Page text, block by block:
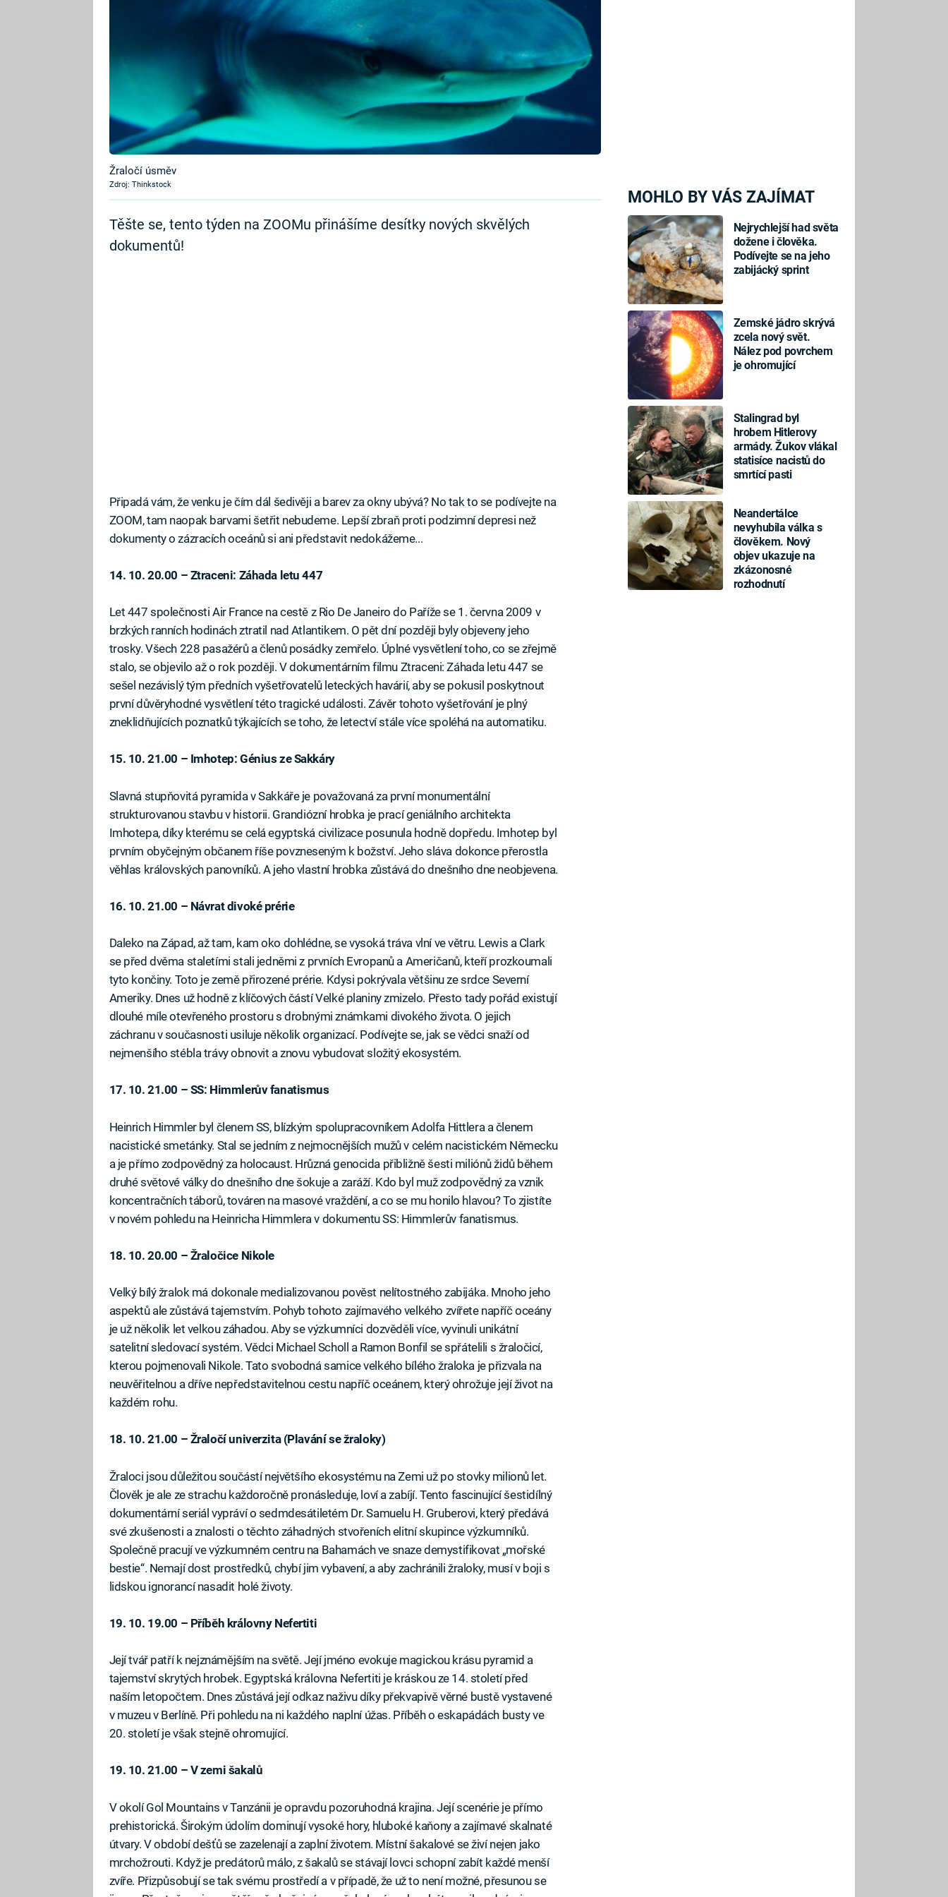
MOHLO BY VÁS ZAJÍMAT
Nejrychlejší had světa
dožene i člověka.
Podívejte se na jeho
zabijácký sprint
Zemské jádro skrývá
zcela nový svět.
Nález pod povrchem
je ohromující
Stalingrad byl
hrobem Hitlerovy
armády. Žukov vlákal
statisíce nacistů do
smrtící pasti
Neandertálce
nevyhubila válka s
člověkem. Nový
objev ukazuje na
zkázonosné
rozhodnutí
Žraločí úsměv
Zdroj: Thinkstock
Těšte se, tento týden na ZOOMu přinášíme desítky nových skvělých
dokumentů!
Připadá vám, že venku je čím dál šedivěji a barev za okny ubývá? No tak to se podívejte na
ZOOM, tam naopak barvami šetřit nebudeme. Lepší zbraň proti podzimní depresi než
dokumenty o zázracích oceánů si ani představit nedokážeme...
14. 10. 20.00 – Ztraceni: Záhada letu 447
Let 447 společnosti Air France na cestě z Rio De Janeiro do Paříže se 1. června 2009 v
brzkých ranních hodinách ztratil nad Atlantikem. O pět dní později byly objeveny jeho
trosky. Všech 228 pasažérů a členů posádky zemřelo. Úplné vysvětlení toho, co se zřejmě
stalo, se objevilo až o rok později. V dokumentárním filmu Ztraceni: Záhada letu 447 se
sešel nezávislý tým předních vyšetřovatelů leteckých havárií, aby se pokusil poskytnout
první důvěryhodné vysvětlení této tragické události. Závěr tohoto vyšetřování je plný
zneklidňujících poznatků týkajících se toho, že letectví stále více spoléhá na automatiku.
15. 10. 21.00 – Imhotep: Génius ze Sakkáry
Slavná stupňovitá pyramida v Sakkáře je považovaná za první monumentální
strukturovanou stavbu v historii. Grandiózní hrobka je prací geniálního architekta
Imhotepa, díky kterému se celá egyptská civilizace posunula hodně dopředu. Imhotep byl
prvním obyčejným občanem říše povzneseným k božství. Jeho sláva dokonce přerostla
věhlas královských panovníků. A jeho vlastní hrobka zůstává do dnešního dne neobjevena.
16. 10. 21.00 – Návrat divoké prérie
Daleko na Západ, až tam, kam oko dohlédne, se vysoká tráva vlní ve větru. Lewis a Clark
se před dvěma staletími stali jedněmi z prvních Evropanů a Američanů, kteří prozkoumali
tyto končiny. Toto je země přirozené prérie. Kdysi pokrývala většinu ze srdce Severní
Ameriky. Dnes už hodně z klíčových částí Velké planiny zmizelo. Přesto tady pořád existují
dlouhé míle otevřeného prostoru s drobnými známkami divokého života. O jejich
záchranu v současnosti usiluje několik organizací. Podívejte se, jak se vědci snaží od
nejmenšího stébla trávy obnovit a znovu vybudovat složitý ekosystém.
17. 10. 21.00 – SS: Himmlerův fanatismus
Heinrich Himmler byl členem SS, blízkým spolupracovníkem Adolfa Hittlera a členem
nacistické smetánky. Stal se jedním z nejmocnějších mužů v celém nacistickém Německu
a je přímo zodpovědný za holocaust. Hrůzná genocida přibližně šesti miliónů židů během
druhé světové války do dnešního dne šokuje a zaráží. Kdo byl muž zodpovědný za vznik
koncentračních táborů, továren na masové vraždění, a co se mu honilo hlavou? To zjistíte
v novém pohledu na Heinricha Himmlera v dokumentu SS: Himmlerův fanatismus.
18. 10. 20.00 – Žraločice Nikole
Velký bílý žralok má dokonale medializovanou pověst nelítostného zabijáka. Mnoho jeho
aspektů ale zůstává tajemstvím. Pohyb tohoto zajímavého velkého zvířete napříč oceány
je už několik let velkou záhadou. Aby se výzkumníci dozvěděli více, vyvinuli unikátní
satelitní sledovací systém. Vědci Michael Scholl a Ramon Bonfil se spřátelili s žraločicí,
kterou pojmenovali Nikole. Tato svobodná samice velkého bílého žraloka je přizvala na
neuvěřitelnou a dříve nepředstavitelnou cestu napříč oceánem, který ohrožuje její život na
každém rohu.
18. 10. 21.00 – Žraločí univerzita (Plavání se žraloky)
Žraloci jsou důležitou součástí největšího ekosystému na Zemi už po stovky milionů let.
Člověk je ale ze strachu každoročně pronásleduje, loví a zabíjí. Tento fascinující šestidílný
dokumentární seriál vypráví o sedmdesátiletém Dr. Samuelu H. Gruberovi, který předává
své zkušenosti a znalosti o těchto záhadných stvořeních elitní skupince výzkumníků.
Společně pracují ve výzkumném centru na Bahamách ve snaze demystifikovat „mořské
bestie“. Nemají dost prostředků, chybí jim vybavení, a aby zachránili žraloky, musí v boji s
lidskou ignorancí nasadit holé životy.
19. 10. 19.00 – Příběh královny Nefertiti
Její tvář patří k nejznámějším na světě. Její jméno evokuje magickou krásu pyramid a
tajemství skrytých hrobek. Egyptská královna Nefertiti je kráskou ze 14. století před
naším letopočtem. Dnes zůstává její odkaz naživu díky překvapivě věrné bustě vystavené
v muzeu v Berlíně. Při pohledu na ni každého naplní úžas. Příběh o eskapádách busty ve
20. století je však stejně ohromující.
19. 10. 21.00 – V zemi šakalů
V okolí Gol Mountains v Tanzánii je opravdu pozoruhodná krajina. Její scenérie je přímo
prehistorická. Širokým údolím dominují vysoké hory, hluboké kaňony a zajímavé skalnaté
útvary. V období dešťů se zazelenají a zaplní životem. Místní šakalové se živí nejen jako
mrchožrouti. Když je predátorů málo, z šakalů se stávají lovci schopní zabít každé menší
zvíře. Přizpůsobují se tak svému prostředí a v případě, že už to není možné, přesunou se